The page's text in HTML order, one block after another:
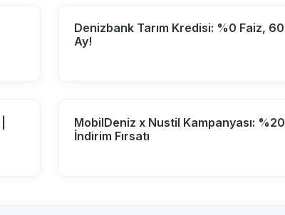
Denizbank Tarım Kredisi: %0 Faiz, 60
Ay!
MobilDeniz x Nustil Kampanyası: %20
İndirim Fırsatı